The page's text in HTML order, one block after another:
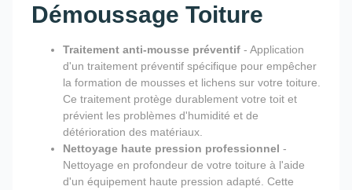
Démoussage Toiture
Traitement anti-mousse préventif - Application
d'un traitement préventif spécifique pour empêcher
la formation de mousses et lichens sur votre toiture.
Ce traitement protège durablement votre toit et
prévient les problèmes d'humidité et de
détérioration des matériaux.
Nettoyage haute pression professionnel -
Nettoyage en profondeur de votre toiture à l'aide
d'un équipement haute pression adapté. Cette